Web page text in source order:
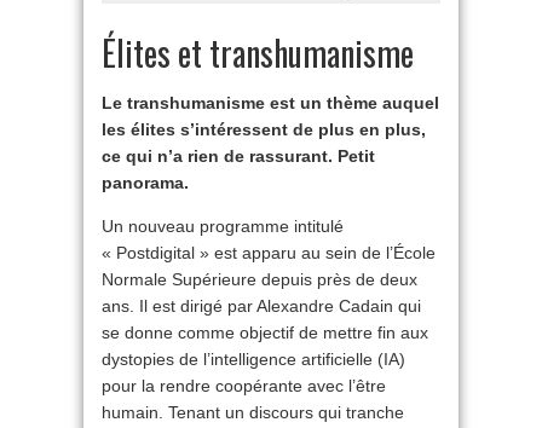
Élites et transhumanisme
Le transhumanisme est un thème auquel
les élites s’intéressent de plus en plus,
ce qui n’a rien de rassurant. Petit
panorama.
Un nouveau programme intitulé
« Postdigital » est apparu au sein de l’École
Normale Supérieure depuis près de deux
ans. Il est dirigé par Alexandre Cadain qui
se donne comme objectif de mettre fin aux
dystopies de l’intelligence artificielle (IA)
pour la rendre coopérante avec l’être
humain. Tenant un discours qui tranche